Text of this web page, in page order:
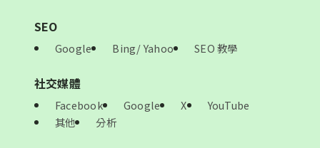
SEO
Google Bing/ Yahoo SEO 教學
社交媒體
Facebook Google X
YouTube
其他
分析